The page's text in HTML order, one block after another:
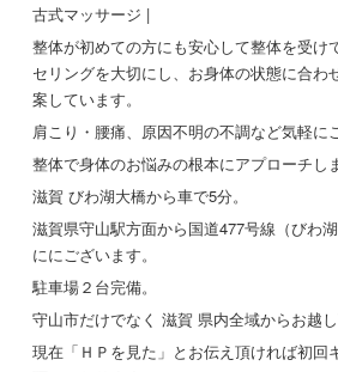
古式マッサージ |
整体が初めての方にも安心して整体を受け
セリングを大切にし、お身体の状態に合わ
案しています。
肩こり・腰痛、原因不明の不調など気軽に
整体で身体のお悩みの根本にアプローチし
滋賀 びわ湖大橋から車で5分。
滋賀県守山駅方面から国道477号線（びわ
ににございます。
駐車場２台完備。
守山市だけでなく 滋賀 県内全域からお越し
現在「ＨＰを見た」とお伝え頂ければ初回